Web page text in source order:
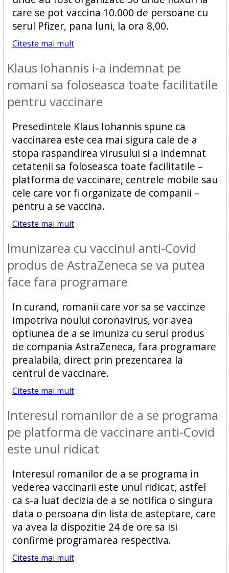
care se pot vaccina 10.000 de persoane cu
serul Pfizer, pana luni, la ora 8,00.
Citeste mai mult
Klaus Iohannis i-a indemnat pe
romani sa foloseasca toate facilitatile
pentru vaccinare
Presedintele Klaus Iohannis spune ca
vaccinarea este cea mai sigura cale de a
stopa raspandirea virusului si a indemnat
cetatenii sa foloseasca toate facilitatile –
platforma de vaccinare, centrele mobile sau
cele care vor fi organizate de companii –
pentru a se vaccina.
Citeste mai mult
Imunizarea cu vaccinul anti-Covid
produs de AstraZeneca se va putea
face fara programare
In curand, romanii care vor sa se vaccinze
impotriva noului coronavirus, vor avea
optiunea de a se imuniza cu serul produs
de compania AstraZeneca, fara programare
prealabila, direct prin prezentarea la
centrul de vaccinare.
Citeste mai mult
Interesul romanilor de a se programa
pe platforma de vaccinare anti-Covid
este unul ridicat
Interesul romanilor de a se programa in
vederea vaccinarii este unul ridicat, astfel
ca s-a luat decizia de a se notifica o singura
data o persoana din lista de asteptare, care
va avea la dispozitie 24 de ore sa isi
confirme programarea respectiva.
Citeste mai mult